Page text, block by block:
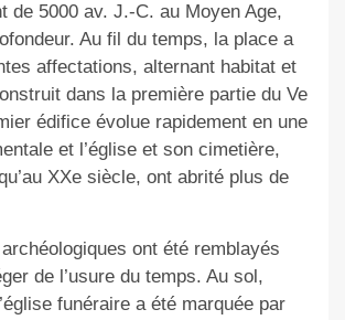
de 5000 av. J.-C. au Moyen Age,
Au fil du temps, la place a
affectations, alternant habitat et
dans la première partie du Ve
édifice évolue rapidement en une
et l’église et son cimetière,
XXe siècle, ont abrité plus de
ont été remblayés
de l’usure du temps. Au sol,
funéraire a été marquée par